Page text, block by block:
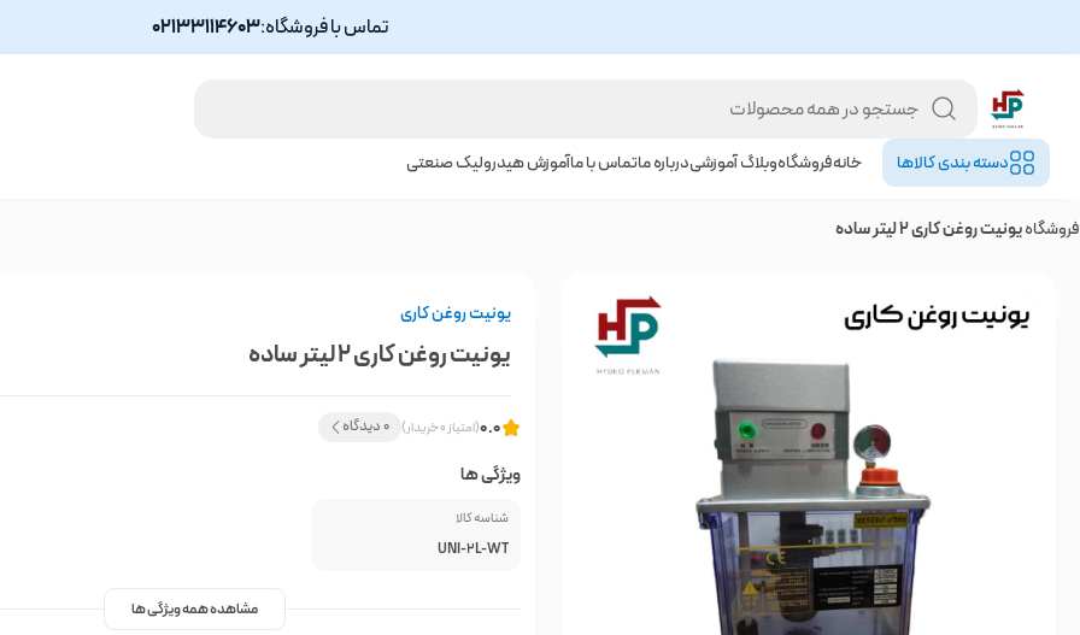
تماس با فروشگاه:02133114603
دسته بندی کالا‌ها خانهفروشگاهوبلاگ آموزشیدرباره ماتماس با ماآموزش هیدرولیک صنعتی
فروشگاهیونیت روغن کاری 2 لیتر ساده
یونیت روغن کاری
یونیت روغن کاری 2 لیتر ساده
0.0(امتیاز 0 خریدار) 0 دیدگاه
ویژگی ها
شناسه کالا
UNI-2L-WT
مشاهده همه ویژگی ها